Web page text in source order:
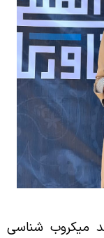
میکروب شناسی